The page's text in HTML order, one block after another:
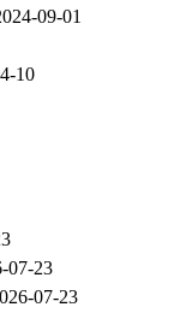
09-01
10
07-23
07-23